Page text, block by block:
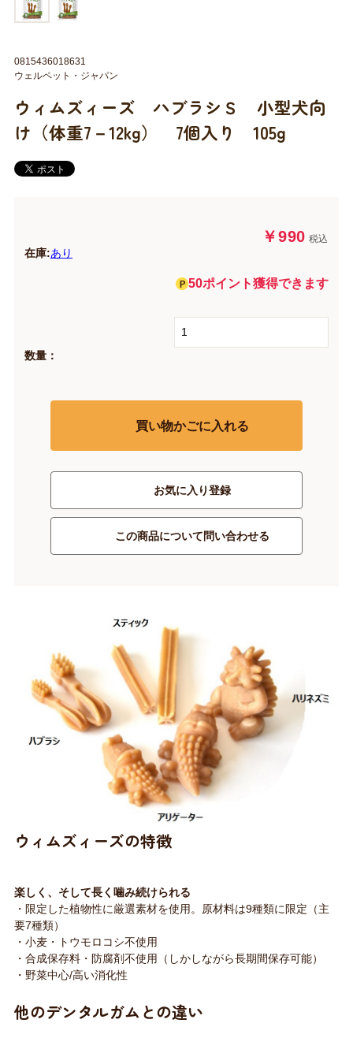
ウィムズィーズ ハブラシＳ 小型犬向
け（体重7－12kg） 7個入り 105g
￥990 税込
在庫:あり
50ポイント獲得できます
数量：
買い物かごに入れる
お気に入り登録
この商品について問い合わせる
0815436018631
ウェルペット・ジャパン
ウィムズィーズの特徴
楽しく、そして長く噛み続けられる
・限定した植物性に厳選素材を使用。原材料は9種類に限定（主
要7種類）
・小麦・トウモロコシ不使用
・合成保存料・防腐剤不使用（しかしながら長期間保存可能）
・野菜中心/高い消化性
他のデンタルガムとの違い